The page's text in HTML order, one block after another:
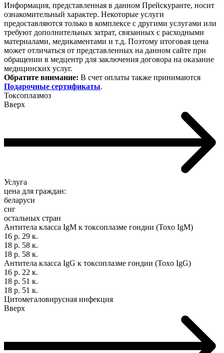
Информация, представленная в данном Прейскуранте, носит
ознакомительный характер. Некоторые услуги
предоставляются только в комплексе с другими услугами или
требуют дополнительных затрат, связанных с расходными
материалами, медикаментами и т.д. Поэтому итоговая цена
может отличаться от представленных на данном сайте при
обращении в медцентр для заключения договора на оказание
медицинских услуг.
Обратите внимание: В счет оплаты также принимаются
Подарочные сертификаты.
Токсоплазмоз
Вверх
Услуга
цена для граждан:
беларуси
снг
остальных стран
Антитела класса IgM к токсоплазме гондии (Toxo IgM)
16 р. 29 к.
18 р. 58 к.
18 р. 58 к.
Антитела класса IgG к токсоплазме гондии (Toxo IgG)
16 р. 22 к.
18 р. 51 к.
18 р. 51 к.
Цитомегаловирусная инфекция
Вверх